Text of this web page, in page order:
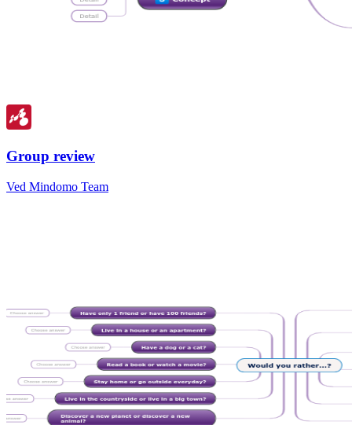
Group review
Ved Mindomo Team